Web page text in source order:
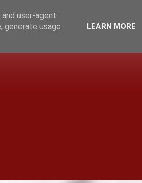
user-agent
generate usage
LEARN MORE